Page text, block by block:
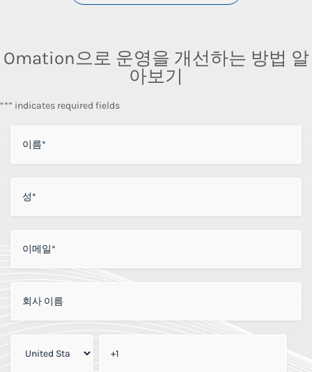
Omation으로 운영을 개선하는 방법 알
아보기
“*” indicates required fields